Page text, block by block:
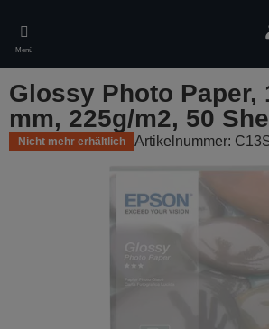
main
content
Menü
Glossy Photo Paper,
mm, 225g/m2, 50
Nicht mehr erhältlich Artikelnummer: